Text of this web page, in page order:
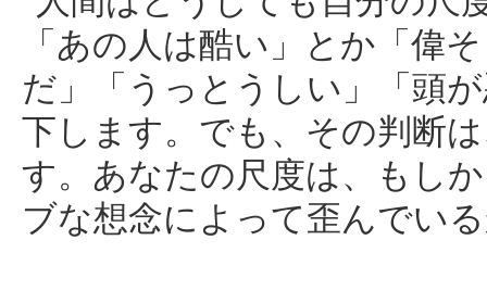
「あの人は酷い」とか「偉
だ」「うっとうしい」「頭
下します。でも、その判断
す。あなたの尺度は、もし
ブな想念によって歪んでい